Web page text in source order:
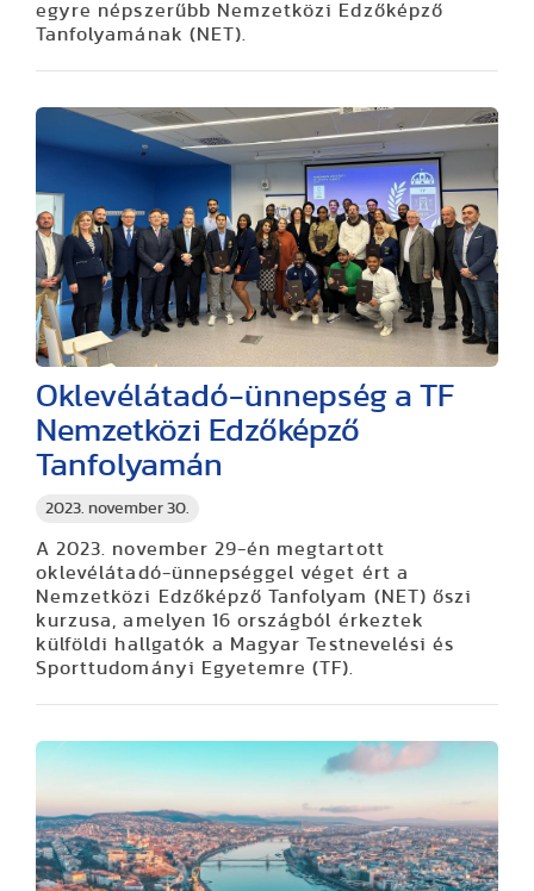
egyre népszerűbb Nemzetközi Edzőképző
Tanfolyamának (NET).
2023. november 30.
Oklevélátadó-ünnepség a TF
Nemzetközi Edzőképző
Tanfolyamán
A 2023. november 29-én megtartott
oklevélátadó-ünnepséggel véget ért a
Nemzetközi Edzőképző Tanfolyam (NET) őszi
kurzusa, amelyen 16 országból érkeztek
külföldi hallgatók a Magyar Testnevelési és
Sporttudományi Egyetemre (TF).